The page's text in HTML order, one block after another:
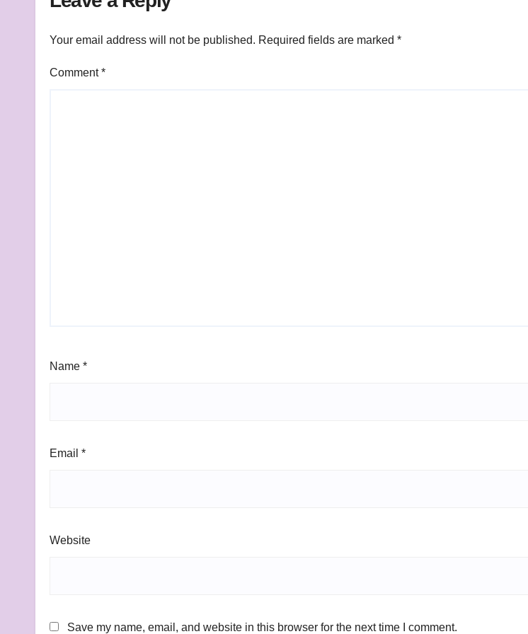
Your email address will not be published. Required fields are marked *
Comment*
Name *
Email *
Website
Save my name, email, and website in this browser for the next time I comment.